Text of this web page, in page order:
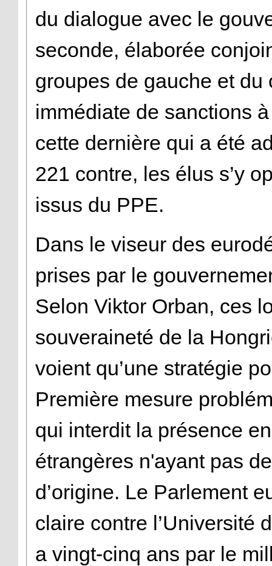
du dialogue avec le
seconde, élaborée
groupes de gauche et du
immédiate de sanctions
cette dernière qui a été
221 contre, les élus s’y
issus du PPE.
Dans le viseur des
prises par le
Selon Viktor Orban, ces
souveraineté de la
voient qu’une stratégie
Première mesure
qui interdit la présence
étrangères n'ayant pas
d’origine. Le Parlement
claire contre l’Université
a vingt-cinq ans par le